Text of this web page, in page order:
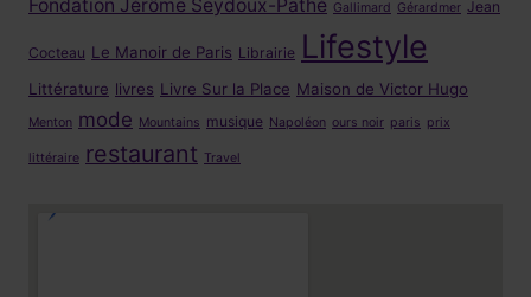
Fondation Jérôme Seydoux-Pathé Gallimard Gérardmer Jean
Cocteau Le Manoir de Paris Librairie Lifestyle
Littérature livres Livre Sur la Place Maison de Victor Hugo
Menton mode Mountains musique Napoléon ours noir paris prix
littéraire restaurant Travel